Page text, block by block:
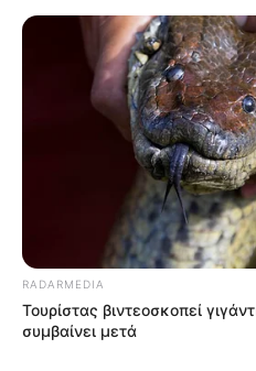
RADARMEDIA
Τουρίστας βιντεοσκοπεί
συμβαίνει μετά